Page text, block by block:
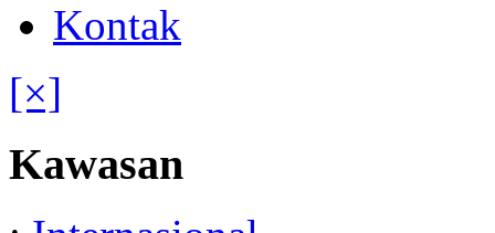
Kontak
[×]
Kawasan